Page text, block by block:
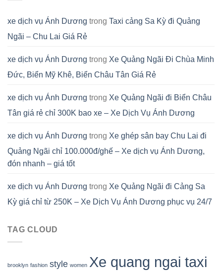
xe dịch vụ Ánh Dương trong Taxi cảng Sa Kỳ đi Quảng
Ngãi – Chu Lai Giá Rẻ
xe dịch vụ Ánh Dương trong Xe Quảng Ngãi Đi Chùa Minh
Đức, Biển Mỹ Khê, Biển Châu Tân Giá Rẻ
xe dịch vụ Ánh Dương trong Xe Quảng Ngãi đi Biển Châu
Tân giá rẻ chỉ 300K bao xe – Xe Dịch Vụ Ánh Dương
xe dịch vụ Ánh Dương trong Xe ghép sân bay Chu Lai đi
Quảng Ngãi chỉ 100.000đ/ghế – Xe dịch vụ Ánh Dương,
đón nhanh – giá tốt
xe dịch vụ Ánh Dương trong Xe Quảng Ngãi đi Cảng Sa
Kỳ giá chỉ từ 250K – Xe Dịch Vụ Ánh Dương phục vụ 24/7
TAG CLOUD
brooklyn fashion style women Xe quang ngai taxi